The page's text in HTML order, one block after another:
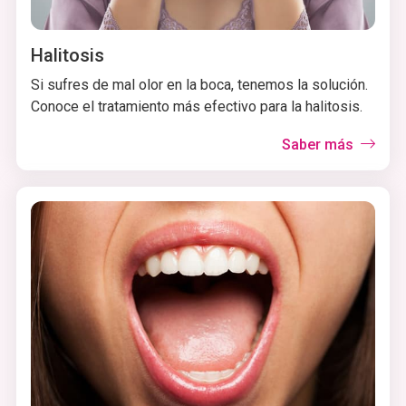
Halitosis
Si sufres de mal olor en la boca, tenemos la solución.
Conoce el tratamiento más efectivo para la halitosis.
Saber más